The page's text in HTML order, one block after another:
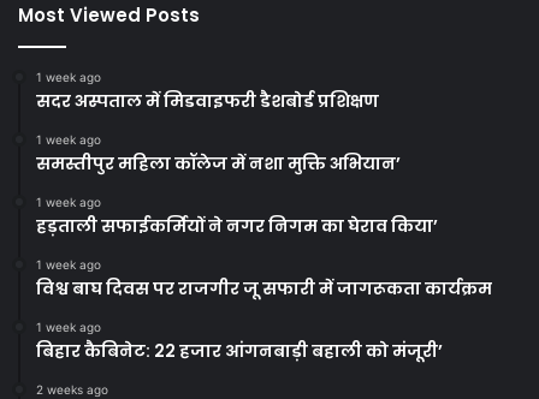
Most Viewed Posts
1 week ago
सदर अस्पताल में मिडवाइफरी डैशबोर्ड प्रशिक्षण
1 week ago
समस्तीपुर महिला कॉलेज में नशा मुक्ति अभियान’
1 week ago
हड़ताली सफाईकर्मियों ने नगर निगम का घेराव किया’
1 week ago
विश्व बाघ दिवस पर राजगीर जू सफारी में जागरूकता कार्यक्रम
1 week ago
बिहार कैबिनेट: 22 हजार आंगनबाड़ी बहाली को मंजूरी’
2 weeks ago